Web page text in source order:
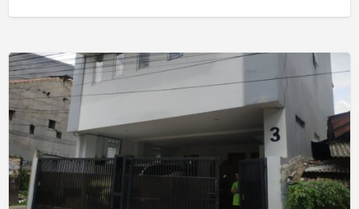
kost
karet
kuningan
setiabudi
jln
tiong